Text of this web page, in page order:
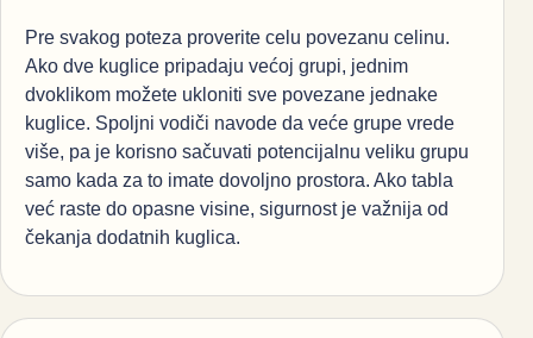
Pre svakog poteza proverite celu povezanu celinu.
Ako dve kuglice pripadaju većoj grupi, jednim
dvoklikom možete ukloniti sve povezane jednake
kuglice. Spoljni vodiči navode da veće grupe vrede
više, pa je korisno sačuvati potencijalnu veliku grupu
samo kada za to imate dovoljno prostora. Ako tabla
već raste do opasne visine, sigurnost je važnija od
čekanja dodatnih kuglica.